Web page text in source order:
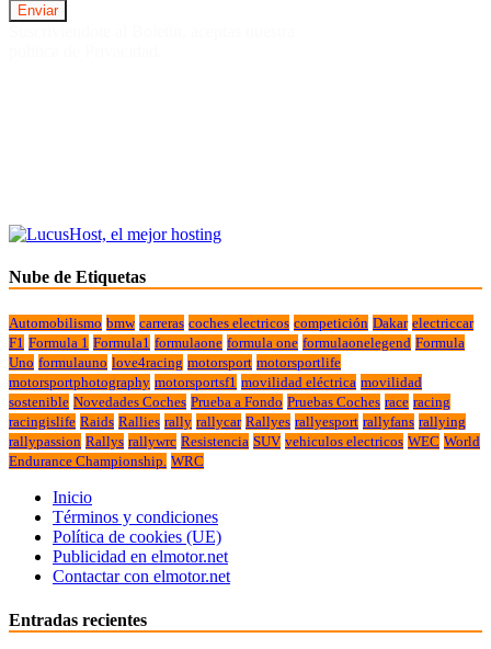
Nube de Etiquetas
Automobilismo bmw carreras coches electricos competición Dakar electriccar
F1 Formula 1 Formula1 formulaone formula one formulaonelegend Formula
Uno formulauno love4racing motorsport motorsportlife
motorsportphotography motorsportsf1 movilidad eléctrica movilidad
sostenible Novedades Coches Prueba a Fondo Pruebas Coches race racing
racingislife Raids Rallies rally rallycar Rallyes rallyesport rallyfans rallying
rallypassion Rallys rallywrc Resistencia SUV vehiculos electricos WEC World
Endurance Championship. WRC
Inicio
Términos y condiciones
Política de cookies (UE)
Publicidad en elmotor.net
Contactar con elmotor.net
Entradas recientes